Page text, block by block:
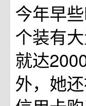
今年早
个装有
就达
外，她